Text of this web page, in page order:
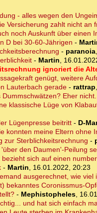
- alles wegen den
Versicherung zahlt nicht an
noch Auskunft über einen
D bei 30-60-Jährigen -
- paranoia,
- Martin,
ignoriert die
genügt, weitere
Lauterbach gerade- rattrap,
Dummschwätzen? Eher
klassische Lüge von
Lügenpresse beitritt- D-
konnten meine Eltern ohne
zur Sterblichkeitsrechnung -
'über den Daumen'-Peilung
sich auf einen
- Martin, 16.01.2022, 20:23
ausgerechnet, wie
bekanntes Coronissmus-
- Mephistopheles,
und hat sich einfach